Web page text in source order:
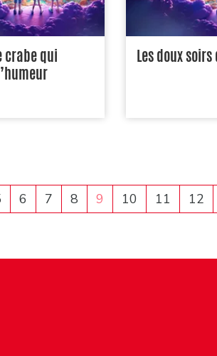
crabe qui
Les doux soirs
6 7 8 9 10 11 12